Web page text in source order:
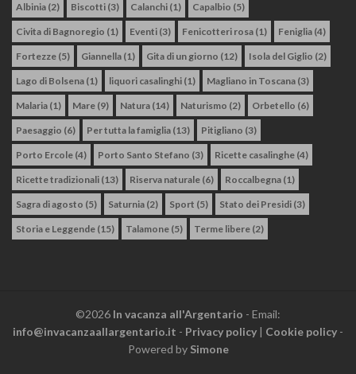
Albinia (2) Biscotti (3) Calanchi (1) Capalbio (5)
Civita di Bagnoregio (1) Eventi (3) Fenicotteri rosa (1) Feniglia (4)
Fortezze (5) Giannella (1) Gita di un giorno (12) Isola del Giglio (2)
Lago di Bolsena (1) liquori casalinghi (1) Magliano in Toscana (3)
Malaria (1) Mare (9) Natura (14) Naturismo (2) Orbetello (6)
Paesaggio (6) Per tutta la famiglia (13) Pitigliano (3)
Porto Ercole (4) Porto Santo Stefano (3) Ricette casalinghe (4)
Ricette tradizionali (13) Riserva naturale (6) Roccalbegna (1)
Sagra di agosto (5) Saturnia (2) Sport (5) Stato dei Presidi (3)
Storia e Leggende (15) Talamone (5) Terme libere (2)
©2026 In vacanza all'Argentario - Email:
info@invacanzaallargentario.it - Privacy policy | Cookie policy -
Powered by Simone